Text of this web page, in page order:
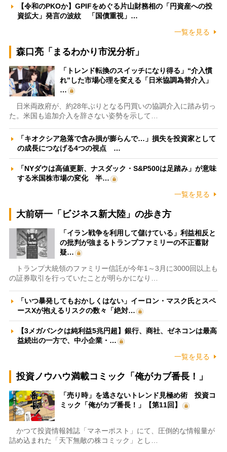
【令和のPKOか】GPIFをめぐる片山財務相の「円資産への投
資拡大」発言の波紋 「国債重視」…
一覧を見る
森口亮「まるわかり市況分析」
「トレンド転換のスイッチになり得る」“介入慣
れ”した市場心理を変える「日米協調為替介入」
…
日米両政府が、約28年ぶりとなる円買いの協調介入に踏み切っ
た。米国も追加介入を辞さない姿勢を示して…
「キオクシア急落で含み損が膨らんで…」損失を投資家として
の成長につなげる4つの視点 …
「NYダウは高値更新、ナスダック・S&P500は足踏み」が意味
する米国株市場の変化 半…
一覧を見る
大前研一「ビジネス新大陸」の歩き方
「イラン戦争を利用して儲けている」利益相反と
の批判が強まるトランプファミリーの不正蓄財
疑…
トランプ大統領のファミリー信託が今年1～3月に3000回以上も
の証券取引を行っていたことが明らかになり…
「いつ暴発してもおかしくはない」イーロン・マスク氏とスペ
ースXが抱えるリスクの数々「絶対…
【3メガバンクは純利益5兆円超】銀行、商社、ゼネコンは最高
益続出の一方で、中小企業・…
一覧を見る
投資ノウハウ満載コミック「俺がカブ番長！」
「売り時」を逃さないトレンド見極め術 投資コ
ミック「俺がカブ番長！」【第11回】
かつて投資情報雑誌「マネーポスト」にて、圧倒的な情報量が
詰め込まれた「天下無敵の株コミック」とし…